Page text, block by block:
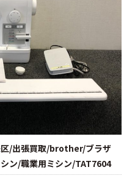
/出張買取/brother/ブラザ
ン/職業用ミシン/TAT7604